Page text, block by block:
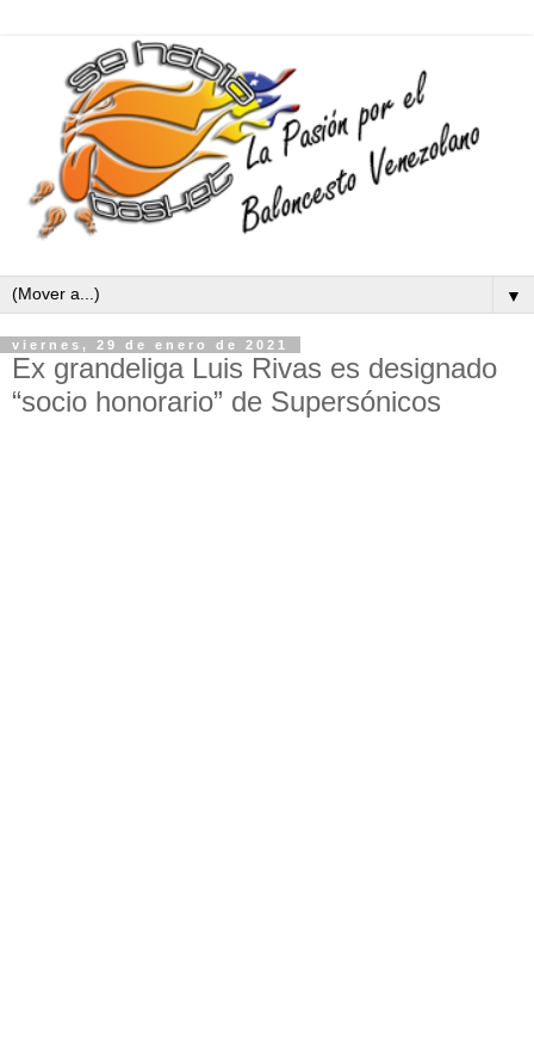
▼
viernes, 29 de enero de 2021
Ex grandeliga Luis Rivas es designado
“socio honorario” de Supersónicos